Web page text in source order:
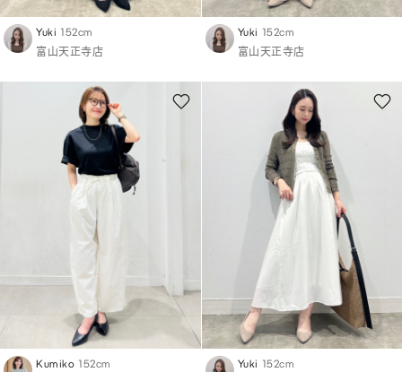
Yuki 152cm
富山天正寺店
Yuki 152cm
富山天正寺店
Kumiko 152cm
Yuki 152cm